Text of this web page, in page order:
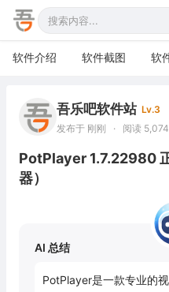
软件介绍 软件截图 软
吾乐吧软件站 Lv.3
发布于 刚刚
· 阅读 5,074
PotPlayer 1.7.22980
器）
AI 总结
PotPlayer是一款专业的